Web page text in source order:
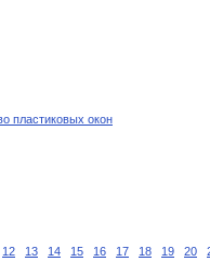
пластиковых окон
12 13 14 15 16 17 18 19 20